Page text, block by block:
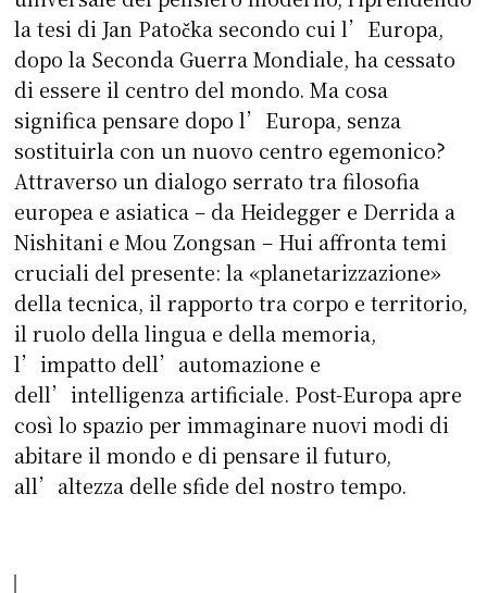
la tesi di Jan Patočka secondo cui l’Europa,
dopo la Seconda Guerra Mondiale, ha cessato
di es­sere il centro del mondo. Ma cosa
significa pensare dopo l’Europa, senza
sostituirla con un nuovo cen­tro egemonico?
Attraverso un dialogo serrato tra filosofia
europea e asiatica – da Heidegger e Derri­da a
Nishitani e Mou Zongsan – Hui affronta temi
cruciali del presente: la «planetarizzazione»
della tecnica, il rapporto tra corpo e territorio,
il ruolo della lingua e della memoria,
l’impatto dell’auto­mazione e
dell’intelligenza artificiale. Post-Europa apre
così lo spazio per immaginare nuovi modi di
abitare il mondo e di pensare il futuro,
all’altezza delle sfide del nostro tempo.